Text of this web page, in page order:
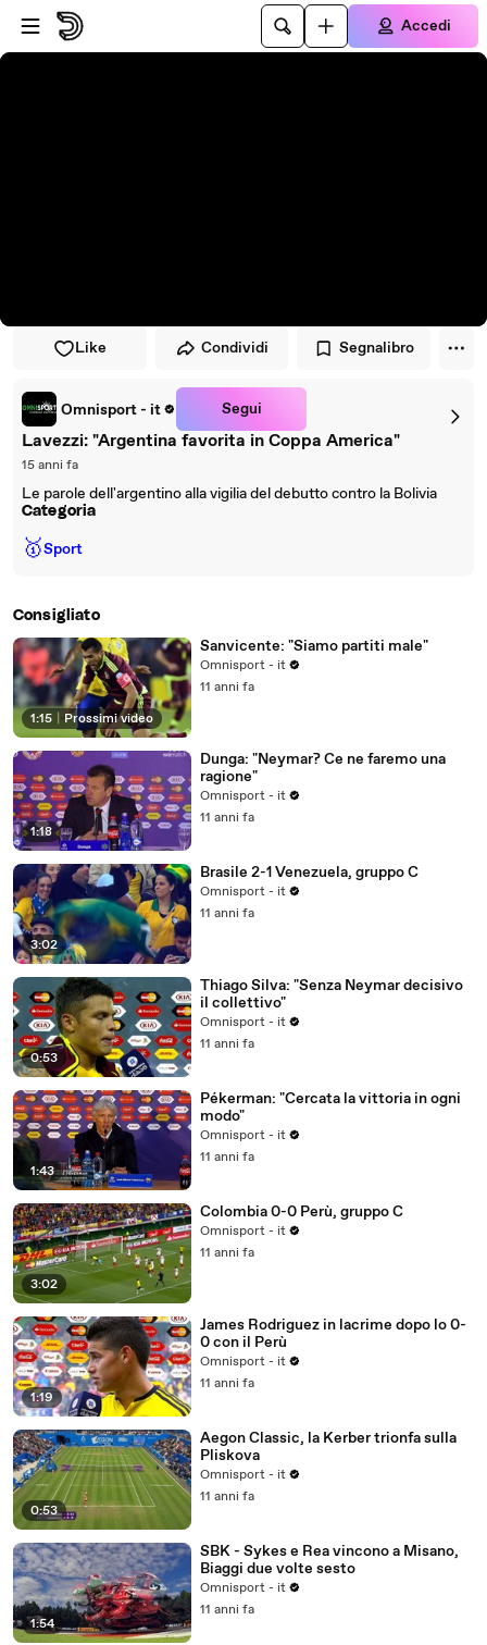
Vai al lettore
Passa al contenuto principale
Accedi
Like Condividi Segnalibro
Omnisport - it Segui
Lavezzi: "Argentina favorita in Coppa America"
15 anni fa
Le parole dell'argentino alla vigilia del debutto contro la Bolivia
Categoria
🥇Sport
Consigliato
1:15 Prossimi video
Sanvicente: "Siamo partiti male"
Omnisport - it
11 anni fa
1:18
Dunga: "Neymar? Ce ne faremo una
ragione"
Omnisport - it
11 anni fa
3:02
Brasile 2-1 Venezuela, gruppo C
Omnisport - it
11 anni fa
0:53
Thiago Silva: "Senza Neymar decisivo
il collettivo"
Omnisport - it
11 anni fa
1:43
Pékerman: "Cercata la vittoria in ogni
modo"
Omnisport - it
11 anni fa
3:02
Colombia 0-0 Perù, gruppo C
Omnisport - it
11 anni fa
1:19
James Rodriguez in lacrime dopo lo 0-
0 con il Perù
Omnisport - it
11 anni fa
0:53
Aegon Classic, la Kerber trionfa sulla
Pliskova
Omnisport - it
11 anni fa
1:54
SBK - Sykes e Rea vincono a Misano,
Biaggi due volte sesto
Omnisport - it
11 anni fa